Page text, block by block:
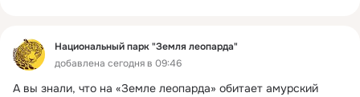
Национальный парк "Земля леопарда"
добавлена сегодня в 09:46
А вы знали, что на «Земле леопарда» обитает амурский